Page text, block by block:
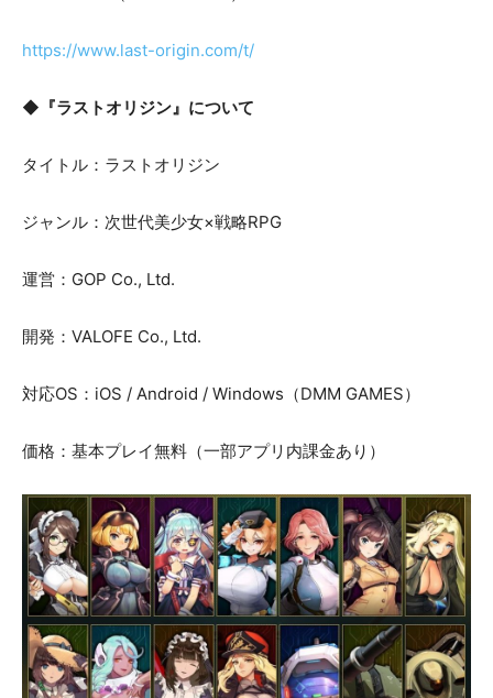
https://www.last-origin.com/t/
◆『ラストオリジン』について
タイトル：ラストオリジン
ジャンル：次世代美少女×戦略RPG
運営：GOP Co., Ltd.
開発：VALOFE Co., Ltd.
対応OS：iOS / Android / Windows（DMM GAMES）
価格：基本プレイ無料（一部アプリ内課金あり）